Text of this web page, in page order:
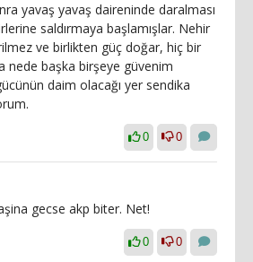
yavaş yavaş daireninde daralması
saldırmaya başlamışlar. Nehir
ve birlikten güç doğar, hiç bir
nede başka birşeye güvenim
daim olacağı yer sendika
0 0
gecse akp biter. Net!
0 0